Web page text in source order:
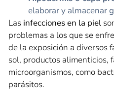
elaborar y almacenar
Las infecciones en la piel
problemas a los que se
de la exposición a diversos
sol, productos alimenticios,
microorganismos, como
parásitos.